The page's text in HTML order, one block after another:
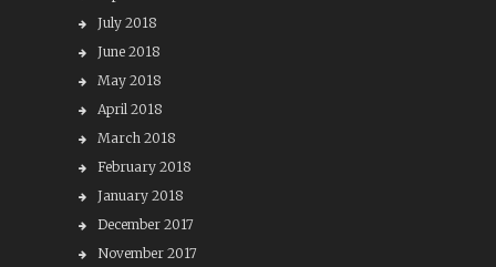
July 2018
June 2018
May 2018
April 2018
March 2018
February 2018
January 2018
December 2017
November 2017